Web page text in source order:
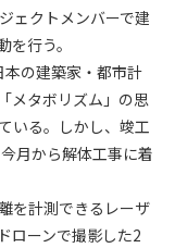
ェクトメンバーで建
行う。
の建築家・都市計
メタボリズム」の思
いる。しかし、竣工
月から解体工事に着
を計測できるレーザ
ローンで撮影した2
ないものとしま
所有権を侵害す
等を侵害する行
は書き込む行為
た行為